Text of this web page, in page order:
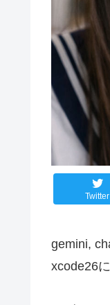
Twitter
gemini,
xcode26